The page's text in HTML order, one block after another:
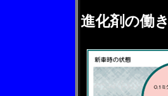
進化剤の働き